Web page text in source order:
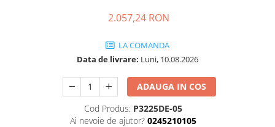
Accesorii imprimante 3D
Filament imprimanta 3D
Laptopuri / notebookuri
Laptopuri gaming
2.057,24 RON
LA COMANDA
Data de livrare: Luni, 10.08.2026
ADAUGA IN COS
Cod Produs: P3225DE-05
Ai nevoie de ajutor? 0245210105